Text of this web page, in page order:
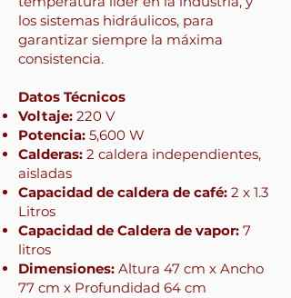
los sistemas hidráulicos, para
garantizar siempre la máxima
consistencia.
Datos Técnicos
Voltaje: 220 V
Potencia: 5,600 W
Calderas: 2 caldera independientes,
aisladas
Capacidad de caldera de café: 2 x 1.3
Litros
Capacidad de Caldera de vapor: 7
litros
Dimensiones: Altura 47 cm x Ancho
77 cm x Profundidad 64 cm